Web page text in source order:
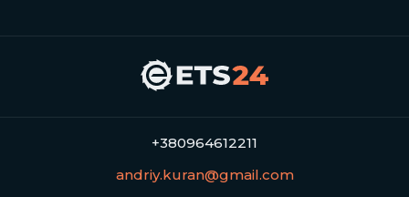
+380964612211
andriy.kuran@gmail.com